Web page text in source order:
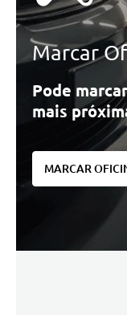
Marcar
Pode
mais
MARCAR